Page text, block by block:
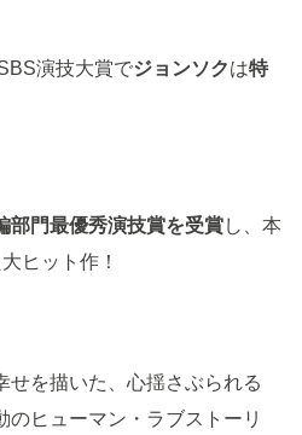
演技大賞でジョンソクは特
部門最優秀演技賞を受賞し、本
ヒット作！
せを描いた、心揺さぶられる
のヒューマン・ラブストーリ